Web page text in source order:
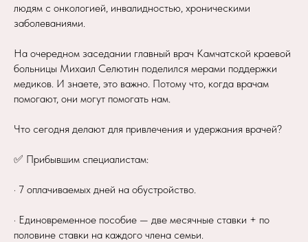
людям с онкологией, инвалидностью, хроническими
заболеваниями.
На очередном заседании главный врач Камчатской краевой
больницы Михаил Селютин поделился мерами поддержки
медиков. И знаете, это важно. Потому что, когда врачам
помогают, они могут помогать нам.
Что сегодня делают для привлечения и удержания врачей?
✅ Прибывшим специалистам:
· 7 оплачиваемых дней на обустройство.
· Единовременное пособие — две месячные ставки + по
половине ставки на каждого члена семьи.